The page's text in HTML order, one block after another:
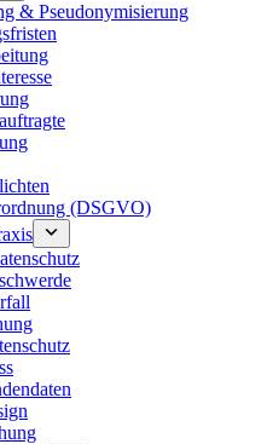
& Pseudonymisierung
(DSGVO)